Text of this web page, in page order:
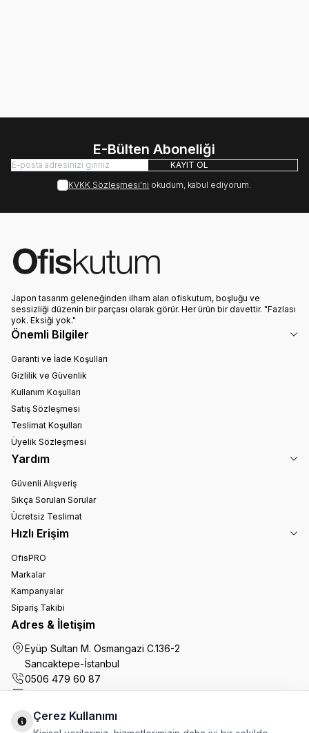
E-Bülten Aboneliği
KAYIT OL
KVKK Sözleşmesi'ni okudum, kabul ediyorum.
Japon tasarım geleneğinden ilham alan ofiskutum, boşluğu ve
sessizliği düzenin bir parçası olarak görür. Her ürün bir davettir. "Fazlası
yok. Eksiği yok."
Önemli Bilgiler
Garanti ve İade Koşulları
Gizlilik ve Güvenlik
Kullanım Koşulları
Satış Sözleşmesi
Teslimat Koşulları
Üyelik Sözleşmesi
Yardım
Güvenli Alışveriş
Sıkça Sorulan Sorular
Ücretsiz Teslimat
Hızlı Erişim
OfisPRO
Markalar
Kampanyalar
Sipariş Takibi
Adres & İletişim
Eyüp Sultan M. Osmangazi C.136-2
Sancaktepe-İstanbul
0506 479 60 87
info@ofiskutum.com
Ofiskutum You Tube
Ofiskutum Instagram
Çerez Kullanımı